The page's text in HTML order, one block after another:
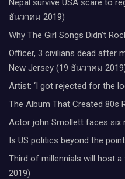
Nepal survive USA scare to
ธันวาคม 2019)
Why The Girl Songs Didn’t
Officer, 3 civilians dead after
New Jersey (19 ธันวาคม
Artist: ‘I got rejected for the
The Album That Created 80s
Actor john Smollett faces six
Is US politics beyond the
Third of millennials will host
2019)